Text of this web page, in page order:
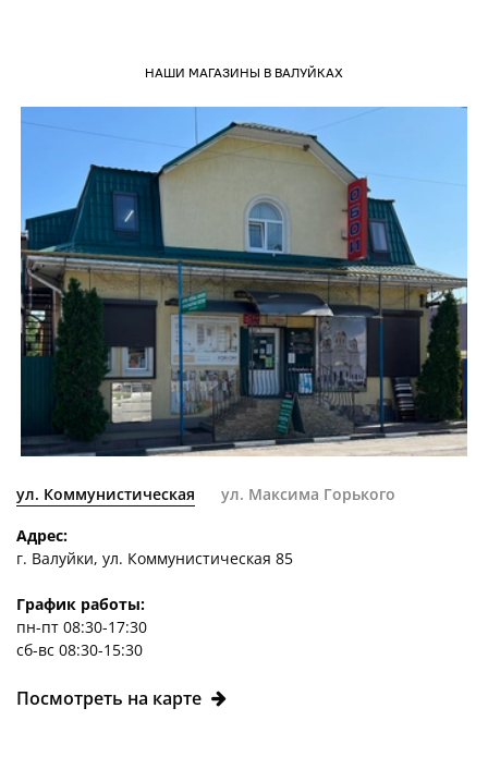
НАШИ МАГАЗИНЫ В ВАЛУЙКАХ
ул. Коммунистическая ул. Максима Горького
Адрес:
г. Валуйки, ул. Коммунистическая 85
График работы:
пн-пт 08:30-17:30
сб-вс 08:30-15:30
Посмотреть на карте